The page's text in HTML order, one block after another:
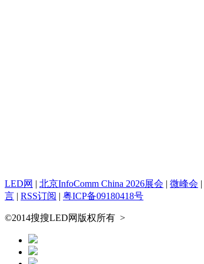
LED网 | 北京InfoComm China 2026展会 | 微峰会 |
言 | RSS订阅 | 粤ICP备09180418号
©2014搜搜LED网版权所有 >